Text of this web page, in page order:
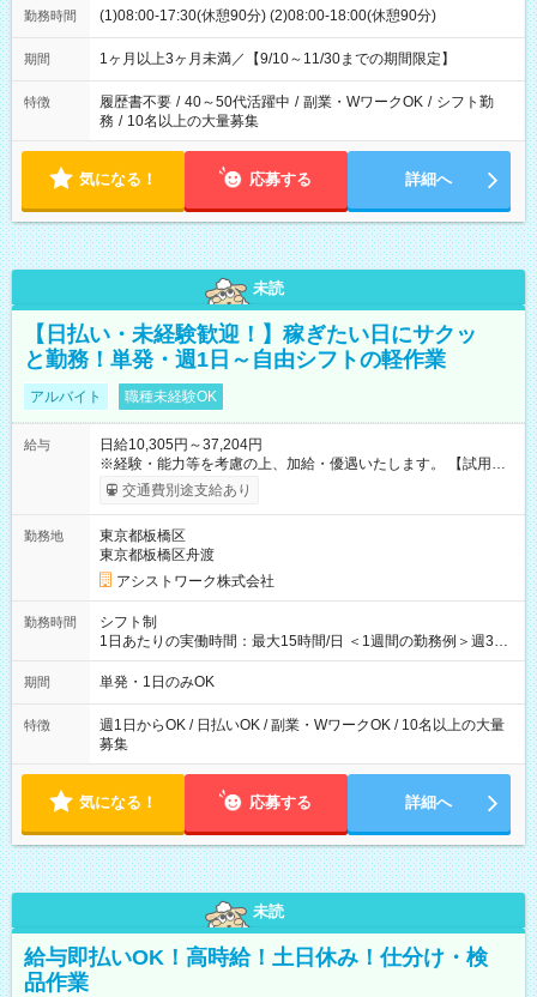
勤務時間 (1)08:00-17:30(休憩90分) (2)08:00-18:00(休憩90分)
期間 1ヶ月以上3ヶ月未満／【9/10～11/30までの期間限定】
特徴 履歴書不要 / 40～50代活躍中 / 副業・WワークOK / シフト勤
務 / 10名以上の大量募集
気になる！ 応募する 詳細へ
未読
【日払い・未経験歓迎！】稼ぎたい日にサクッ
と勤務！単発・週1日～自由シフトの軽作業
アルバイト 職種未経験OK
給与
日給10,305円～37,204円
※経験・能力等を考慮の上、加給・優遇いたします。 【試用期
間】試用期間なし
交通費別途支給あり
勤務地
東京都板橋区
東京都板橋区舟渡
アシストワーク株式会社
勤務時間
シフト制
1日あたりの実働時間：最大15時間/日 ＜1週間の勤務例＞週3回
勤務 勤務：月・水・金 休み：火・木・土・日 好きな時にお仕事
可能です！ ※1日あたりの最大実働時間は日勤、夜勤共に勤務し
期間 単発・1日のみOK
特徴
週1日からOK / 日払いOK / 副業・WワークOK / 10名以上の大量
募集
気になる！ 応募する 詳細へ
未読
給与即払いOK！高時給！土日休み！仕分け・検
品作業